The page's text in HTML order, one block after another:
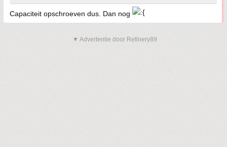
Capaciteit opschroeven dus. Dan nog
▼ Advertentie door Refinery89